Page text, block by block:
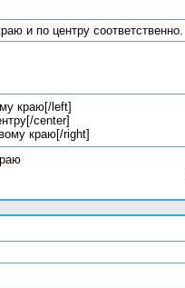
и по центру соответственно.
краю[/left]
center]
краю[/right]